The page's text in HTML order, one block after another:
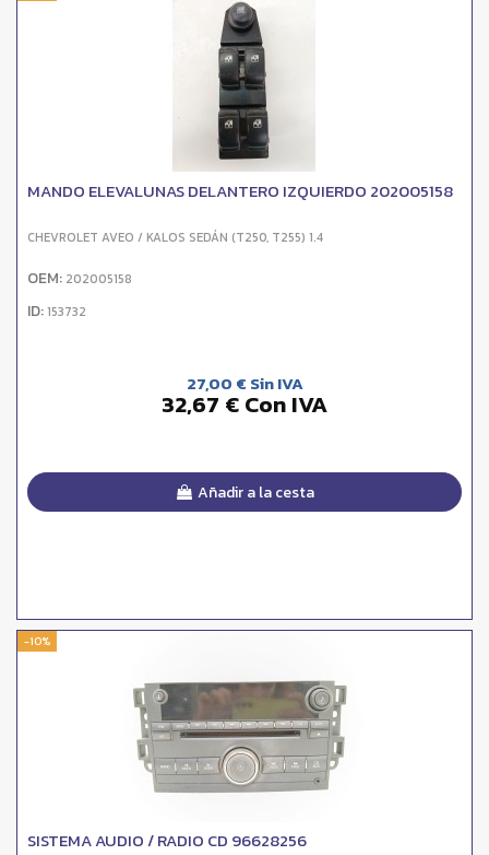
MANDO ELEVALUNAS DELANTERO IZQUIERDO 202005158
CHEVROLET AVEO / KALOS SEDÁN (T250, T255) 1.4
OEM: 202005158
ID:153732
27,00 € Sin IVA
32,67 € Con IVA
Añadir a la cesta
-10%
SISTEMA AUDIO / RADIO CD 96628256